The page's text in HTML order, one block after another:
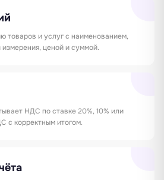
товаров и услуг с наименованием,
ценой и суммой.
НДС по ставке 20%, 10% или
с корректным итогом.